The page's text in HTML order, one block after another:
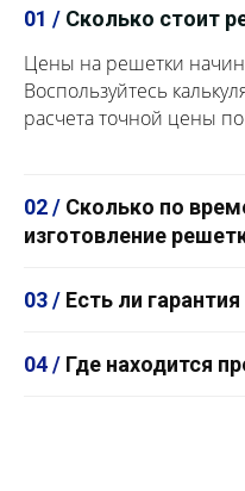
01 / Сколько стоит
Цены на решетки
Воспользуйтесь
расчета точной цены
02 / Сколько по
изготовление
03 / Есть ли
04 / Где находится